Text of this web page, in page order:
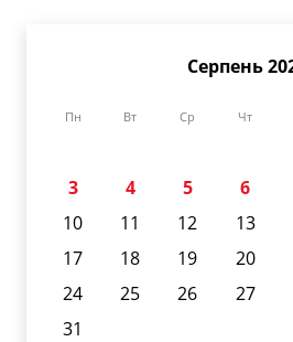
Серпень
Пн Вт Ср Чт
3
4 5 6
10
11 12 13
17
18 19 20
24
25 26 27
31